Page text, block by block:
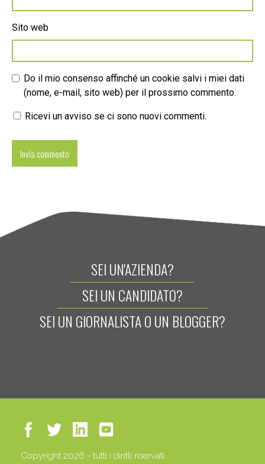
Sito web
Do il mio consenso affinché un cookie salvi i miei dati
(nome, e-mail, sito web) per il prossimo commento.
Ricevi un avviso se ci sono nuovi commenti.
SEI UN'AZIENDA?
SEI UN CANDIDATO?
SEI UN GIORNALISTA O UN BLOGGER?
Copyright 2026 - tutti i diritti riservati